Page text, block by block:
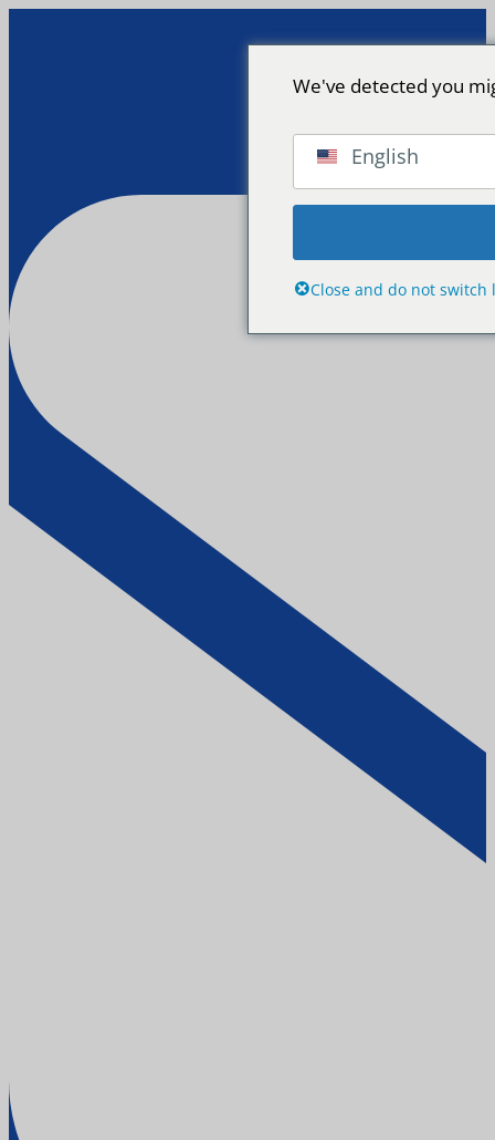
We've detected you
English
Close and do not switch